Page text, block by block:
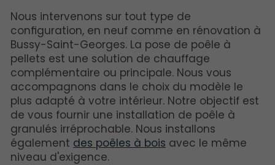
Nous intervenons sur tout type de
configuration, en neuf comme en rénovation à
Bussy-Saint-Georges. La pose de poêle à
pellets est une solution de chauffage
complémentaire ou principale. Nous vous
accompagnons dans le choix du modèle le
plus adapté à votre intérieur. Notre objectif est
de vous fournir une installation de poêle à
granulés irréprochable. Nous installons
également des poêles à bois avec le même
niveau d'exigence.